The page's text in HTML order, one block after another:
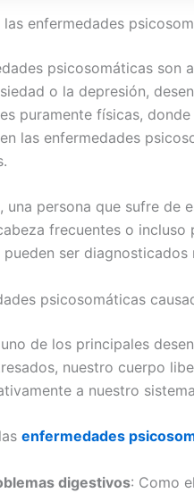
las enfermedades
psicosomáticas son
o la depresión,
puramente físicas,
las enfermedades
una persona que sufre de
frecuentes o
pueden ser
psicosomáticas
de los principales
nuestro cuerpo
a nuestro
enfermedades
digestivos: Como